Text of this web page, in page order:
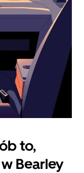
to,
Bearley